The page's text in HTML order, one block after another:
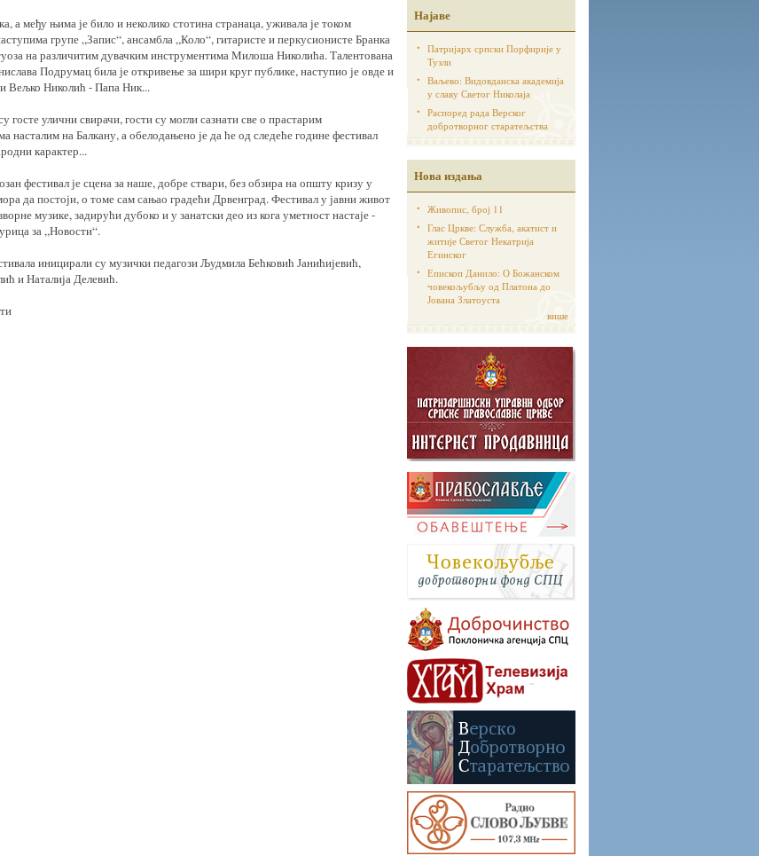
а међу њима је било и неколико стотина странаца, уживала је током
групе „Запис“, ансамбла „Коло“, гитаристе и перкусионисте Бранка
на различитим дувачким инструментима Милоша Николића. Талентована
Подрумац била је откривење за шири круг публике, наступио је овде и
Вељко Николић - Папа Ник...
госте улични свирачи, гости су могли сазнати све о прастарим
насталим на Балкану, а обелодањено је да ће од следеће године фестивал
карактер...
фестивал је сцена за наше, добре ствари, без обзира на општу кризу у
да постоји, о томе сам сањао градећи Дрвенград. Фестивал у јавни живот
музике, задирући дубоко и у занатски део из кога уметност настаје -
за „Новости“.
иницирали су музички педагози Људмила Бећковић Јанићијевић,
и Наталија Делевић.
Најаве
Патријарх српски Порфирије у
Тузли
Ваљево: Видовданска академија
у славу Светог Николаја
Распоред рада Верског
добротворног старатељства
Нова издања
Живопис, број 11
Глас Цркве: Служба, акатист и
житије Светог Некатрија
Егинског
Епископ Данило: О Божанском
човекољубљу од Платона до
Јована Златоуста
више